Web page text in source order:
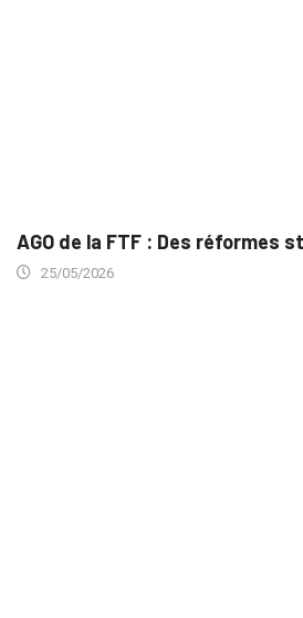
AGO de la FTF : Des réformes
25/05/2026